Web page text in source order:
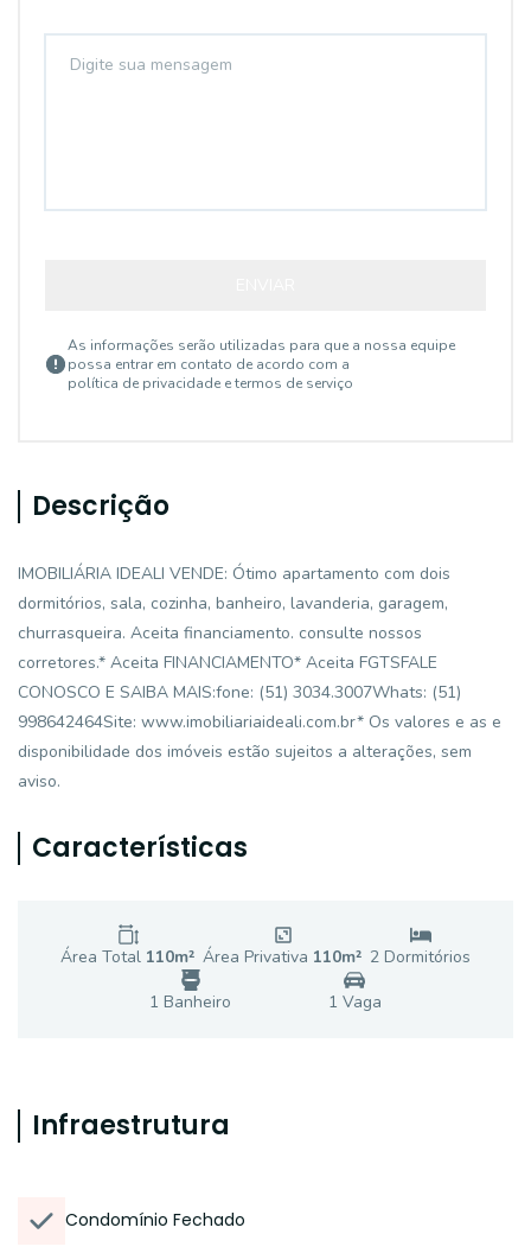
As informações serão utilizadas para que a nossa equipe
possa entrar em contato de acordo com a
política de privacidade e termos de serviço
Descrição
IMOBILIÁRIA IDEALI VENDE: Ótimo apartamento com dois
dormitórios, sala, cozinha, banheiro, lavanderia, garagem,
churrasqueira. Aceita financiamento. consulte nossos
corretores.* Aceita FINANCIAMENTO* Aceita FGTSFALE
CONOSCO E SAIBA MAIS:fone: (51) 3034.3007Whats: (51)
998642464Site: www.imobiliariaideali.com.br* Os valores e as e
disponibilidade dos imóveis estão sujeitos a alterações, sem
aviso.
Características
Área Total 110m² Área Privativa 110m² 2 Dormitórios
1 Banheiro 1 Vaga
Infraestrutura
Condomínio Fechado